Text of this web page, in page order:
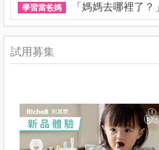
學習當爸媽 「媽媽去哪裡了？」4
試用募集